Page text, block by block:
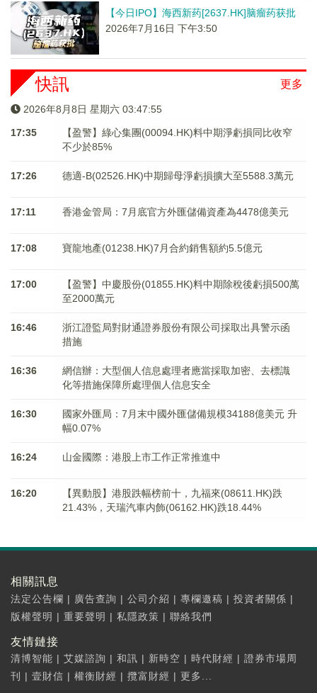
【今日IPO】海西新药[2637.HK]脑瘤药获批
2026年7月16日 下午3:50
更多
快訊
2026年8月8日 星期六 03:47:55
17:35
【盈警】綠心集團(00094.HK)料中期淨虧損同比收窄
不少於85%
17:26 德適-B(02526.HK)中期歸母淨虧損擴大至5588.3萬元
17:11 香港金管局：7月底官方外匯儲備資產為4478億美元
17:08 寶龍地產(01238.HK)7月合約銷售額約5.5億元
17:00
【盈警】中慶股份(01855.HK)料中期除稅後虧損500萬
至2000萬元
16:46
浙江證監局對財通證券股份有限公司採取出具警示函
措施
16:36
網信辦：大型個人信息處理者應當採取加密、去標識
化等措施保障所處理個人信息安全
16:30
國家外匯局：7月末中國外匯儲備規模34188億美元 升
幅0.07%
16:24 山金國際：港股上市工作正常推進中
16:20
【異動股】港股跌幅榜前十，九福來(08611.HK)跌
21.43%，天瑞汽車内飾(06162.HK)跌18.44%
相關訊息
法定公告欄 | 廣告查詢 | 公司介紹 | 專欄邀稿 | 投資者關係 |
版權聲明 | 重要聲明 | 私隱政策 | 聯絡我們
友情鏈接
清博智能 | 艾媒諮詢 | 和訊 | 新時空 | 時代財經 | 證券市場周
刊
| 壹財信 | 權衡財經 | 攬富財經 | 更多...